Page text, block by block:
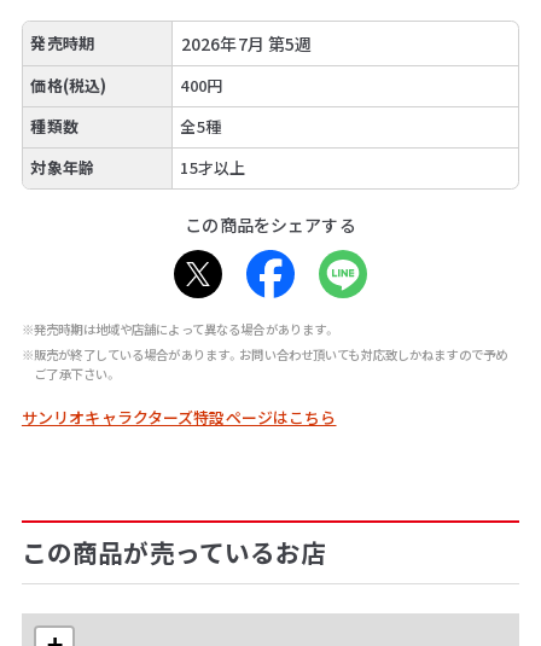
発売時期 2026年7月 第5週
価格(税込)
400円
種類数
全5種
対象年齢
15才以上
この商品をシェアする
※発売時期は地域や店舗によって異なる場合があります。
※販売が終了している場合があります。お問い合わせ頂いても対応致しかねますので予め
ご了承下さい。
サンリオキャラクターズ特設ページはこちら
この商品が売っているお店